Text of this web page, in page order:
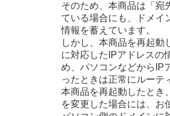
そのため、本商品は「宛
ている場合にも、ドメイ
情報を蓄えています。
しかし、本商品を再起動
に対応したIPアドレスの
め、パソコンなどからIP
ったときは正常にルーテ
本商品を再起動したとき
を変更した場合には、お